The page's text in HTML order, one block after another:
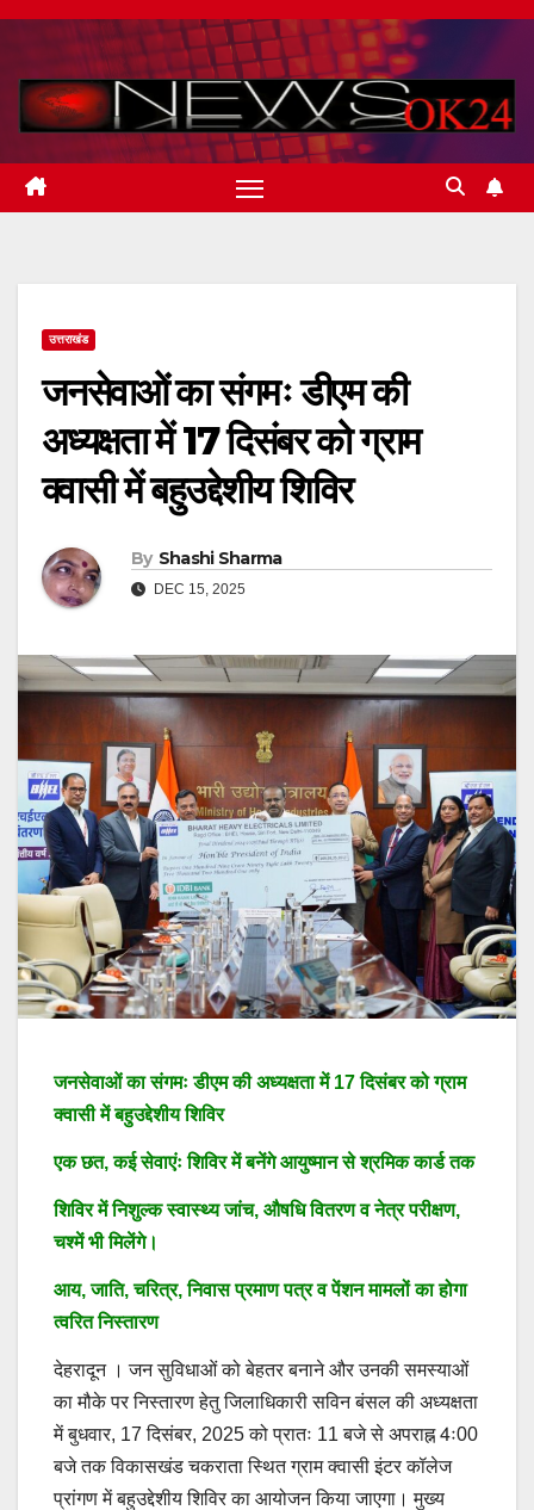
Skip
content
उत्तराखंड
जनसेवाओं का संगमः डीएम की
अध्यक्षता में 17 दिसंबर को ग्राम
क्वासी में बहुउद्देशीय शिविर
By Shashi Sharma
DEC 15, 2025
जनसेवाओं का संगमः डीएम की अध्यक्षता में 17 दिसंबर को ग्राम
क्वासी में बहुउद्देशीय शिविर
एक छत, कई सेवाएंः शिविर में बनेंगे आयुष्मान से श्रमिक कार्ड तक
शिविर में निशुल्क स्वास्थ्य जांच, औषधि वितरण व नेत्र परीक्षण,
चश्में भी मिलेंगे।
आय, जाति, चरित्र, निवास प्रमाण पत्र व पेंशन मामलों का होगा
त्वरित निस्तारण
देहरादून । जन सुविधाओं को बेहतर बनाने और उनकी समस्याओं
का मौके पर निस्तारण हेतु जिलाधिकारी सविन बंसल की अध्यक्षता
में बुधवार, 17 दिसंबर, 2025 को प्रातः 11 बजे से अपराह्न 4ः00
बजे तक विकासखंड चकराता स्थित ग्राम क्वासी इंटर कॉलेज
प्रांगण में बहुउद्देशीय शिविर का आयोजन किया जाएगा। मुख्य